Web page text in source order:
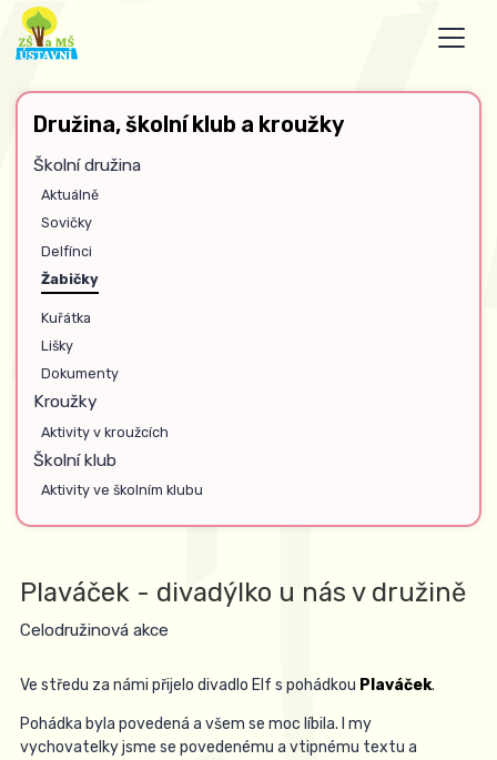
Družina, školní klub a kroužky
Školní družina
Aktuálně
Sovičky
Delfínci
Žabičky
Kuřátka
Lišky
Dokumenty
Kroužky
Aktivity v kroužcích
Školní klub
Aktivity ve školním klubu
Plaváček - divadýlko u nás v družině
Celodružinová akce
Ve středu za námi přijelo divadlo Elf s pohádkou Plaváček.
Pohádka byla povedená a všem se moc líbila. I my
vychovatelky jsme se povedenému a vtipnému textu a